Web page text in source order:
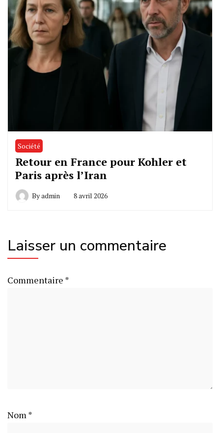
Société
Retour en France pour Kohler et
Paris après l’Iran
Byadmin 8 avril 2026
Laisser un commentaire
Commentaire *
Nom *